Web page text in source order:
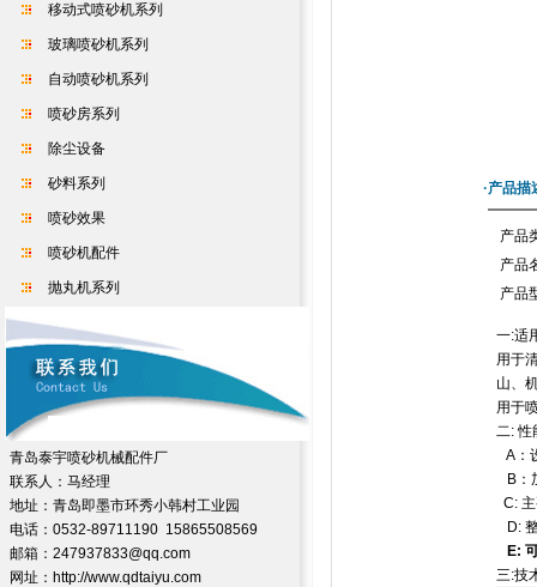
移动式喷砂机系列
玻璃喷砂机系列
自动喷砂机系列
喷砂房系列
除尘设备
砂料系列
喷砂效果
喷砂机配件
抛丸机系列
青岛泰宇喷砂机械配件厂
联系人：马经理
地址：青岛即墨市环秀小韩村工业园
电话：0532-89711190 15865508569
邮箱：247937833@qq.com
网址：http://www.qdtaiyu.com
·产品描
产品
产品
产品
一:适
用于
山、
用于
二: 性
A：
B：
C:
D:
E:
三:技